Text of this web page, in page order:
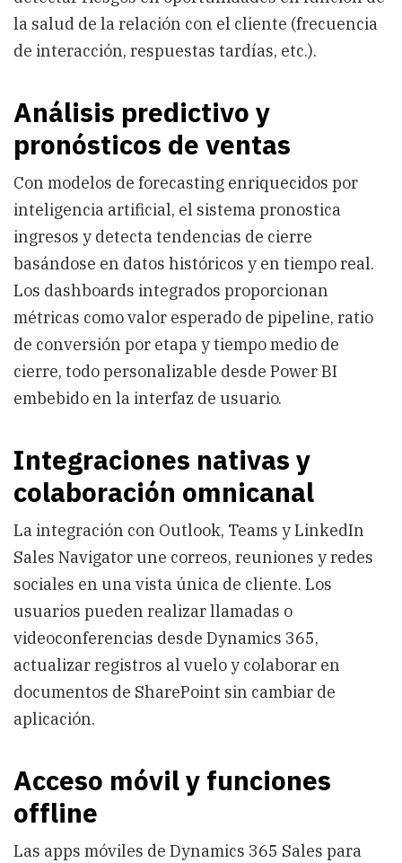
la salud de la relación con el cliente (frecuencia
de interacción, respuestas tardías, etc.).
Análisis predictivo y
pronósticos de ventas
Con modelos de forecasting enriquecidos por
inteligencia artificial, el sistema pronostica
ingresos y detecta tendencias de cierre
basándose en datos históricos y en tiempo real.
Los dashboards integrados proporcionan
métricas como valor esperado de pipeline, ratio
de conversión por etapa y tiempo medio de
cierre, todo personalizable desde Power BI
embebido en la interfaz de usuario.
Integraciones nativas y
colaboración omnicanal
La integración con Outlook, Teams y LinkedIn
Sales Navigator une correos, reuniones y redes
sociales en una vista única de cliente. Los
usuarios pueden realizar llamadas o
videoconferencias desde Dynamics 365,
actualizar registros al vuelo y colaborar en
documentos de SharePoint sin cambiar de
aplicación.
Acceso móvil y funciones
offline
Las apps móviles de Dynamics 365 Sales para